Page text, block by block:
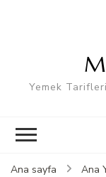
Yemek
Ana sayfa
Ana